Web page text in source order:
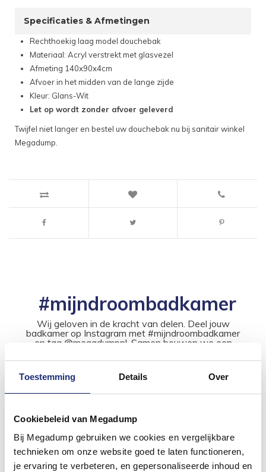
Toestemming Details Over
Cookiebeleid van Megadump
Bij Megadump gebruiken we cookies en vergelijkbare
technieken om onze website goed te laten functioneren,
je ervaring te verbeteren, en gepersonaliseerde inhoud en
Specificaties & Afmetingen
Rechthoekig laag model douchebak
Materiaal: Acryl verstrekt met glasvezel
Afmeting 140x90x4cm
Afvoer in het midden van de lange zijde
Kleur: Glans-Wit
Let op wordt zonder afvoer geleverd
Twijfel niet langer en bestel uw douchebak nu bij sanitair winkel
Megadump.
#mijndroombadkamer
Wij geloven in de kracht van delen. Deel jouw
badkamer op Instagram met #mijndroombadkamer
en tag @megadumpnl. Samen bouwen we een
badkamerstijlen. Doe je mee?